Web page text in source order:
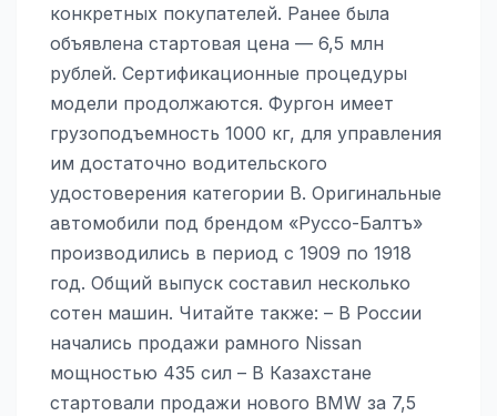
конкретных покупателей. Ранее была
объявлена стартовая цена — 6,5 млн
рублей. Сертификационные процедуры
модели продолжаются. Фургон имеет
грузоподъемность 1000 кг, для управления
им достаточно водительского
удостоверения категории B. Оригинальные
автомобили под брендом «Руссо-Балтъ»
производились в период с 1909 по 1918
год. Общий выпуск составил несколько
сотен машин. Читайте также: – В России
начались продажи рамного Nissan
мощностью 435 сил – В Казахстане
стартовали продажи нового BMW за 7,5